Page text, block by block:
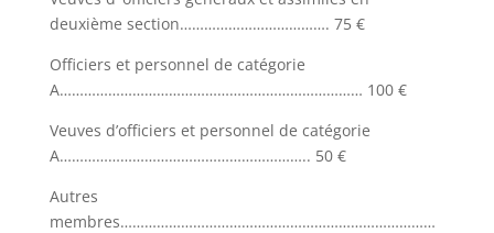
deuxième section………………………………. 75 €
Officiers et personnel de catégorie
A………………………………………………………………… 100 €
Veuves d’officiers et personnel de catégorie
A…………………………………………………….. 50 €
Autres
membres……………………………………………………………………